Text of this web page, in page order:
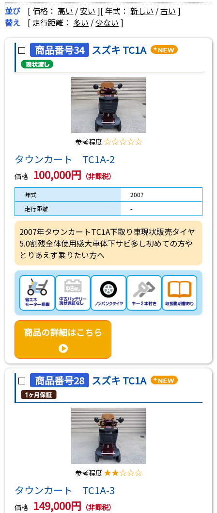
並び
替え
[ 価格：高い /安い ][ 年式：新しい /古い ]
[ 走行距離： 多い /少ない ]
商品番号34 スズキ TC1A
参考程度☆☆☆☆☆
タウンカート TC1A-2
価格 100,000円 （非課税）
年式
2007
走行距離
-
2007年タウンカートTC1A下取り車現状販売タイヤ
5.0割残全体使用感大車体下サビ多し初めての方や
とりあえず乗りたい方へ
商品の詳細はこちら
商品番号28 スズキ TC1A
参考程度 ★★☆☆☆
タウンカート TC1A-3
価格 149,000円 （非課税）